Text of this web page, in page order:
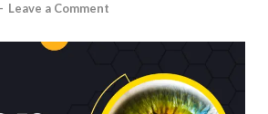
- Leave a Comment